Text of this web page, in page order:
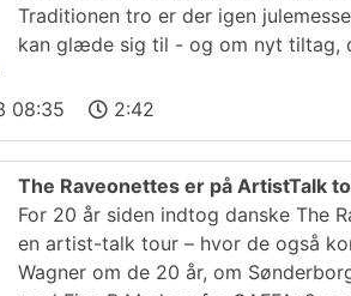
Traditionen tro er der igen
kan glæde sig til - og om nyt tiltag,
08:35 2:42
The Raveonettes er på ArtistTalk
For 20 år siden indtog danske The
en artist-talk tour – hvor de også
Wagner om de 20 år, om